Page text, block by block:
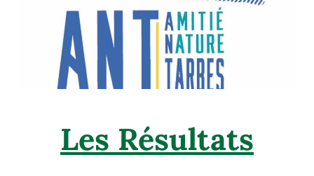
Les Résultats